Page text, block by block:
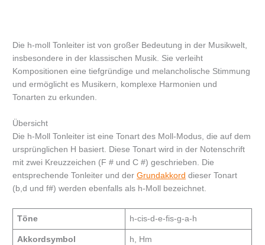
Die h-moll Tonleiter ist von großer Bedeutung in der Musikwelt,
insbesondere in der klassischen Musik. Sie verleiht
Kompositionen eine tiefgründige und melancholische Stimmung
und ermöglicht es Musikern, komplexe Harmonien und
Tonarten zu erkunden.
Übersicht
Die h-Moll Tonleiter ist eine Tonart des Moll-Modus, die auf dem
ursprünglichen H basiert. Diese Tonart wird in der Notenschrift
mit zwei Kreuzzeichen (F # und C #) geschrieben. Die
entsprechende Tonleiter und derGrundakkord dieser Tonart
(b,d und f#) werden ebenfalls als h-Moll bezeichnet.
Töne h-cis-d-e-fis-g-a-h
Akkordsymbol h, Hm